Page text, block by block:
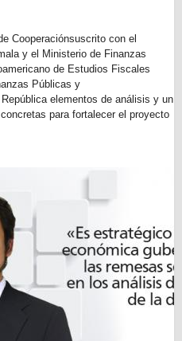
Cooperaciónsuscrito con el
y el Ministerio de Finanzas
de Estudios Fiscales
Públicas y
elementos de análisis y un
para fortalecer el proyecto